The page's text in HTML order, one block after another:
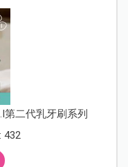
第二代乳牙刷系列
432